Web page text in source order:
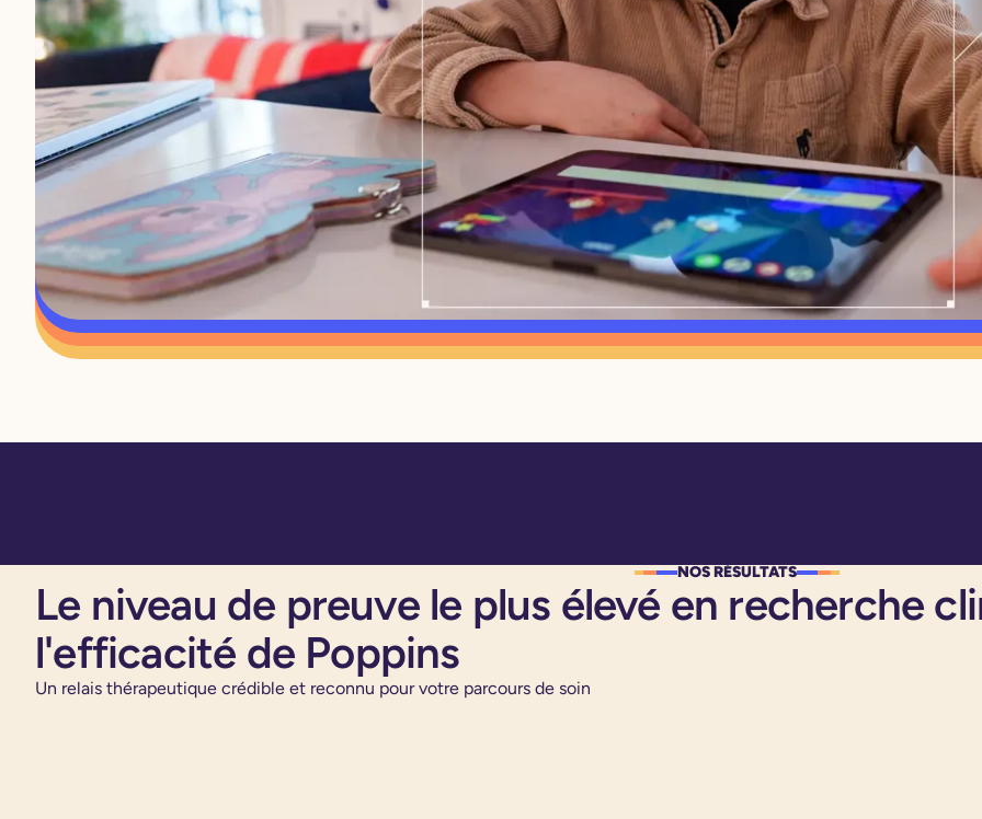
NOS RÉSULTATS
Le niveau de preuve le plus élevé en recherche
l'efficacité de Poppins
Un relais thérapeutique crédible et reconnu pour votre parcours de soin